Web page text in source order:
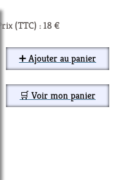
Prix (TTC) : 18 €
➕ Ajouter au panier
🛒 Voir mon panier